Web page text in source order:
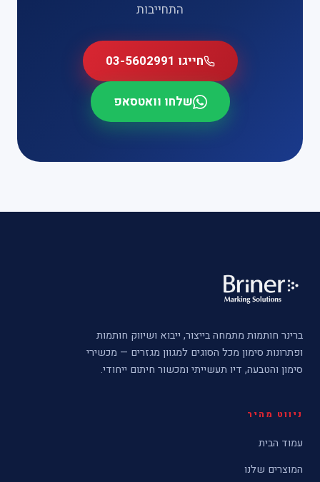
התחייבות
חייגו 03-5602991
שלחו וואטסאפ
ברינר חותמות מתמחה בייצור, ייבוא ושיווק חותמות
ופתרונות סימון מכל הסוגים למגוון מגזרים — מכשירי
סימון והטבעה, דיו תעשייתי ומכשור חיתום ייחודי.
ניווט מהיר
עמוד הבית
המוצרים שלנו